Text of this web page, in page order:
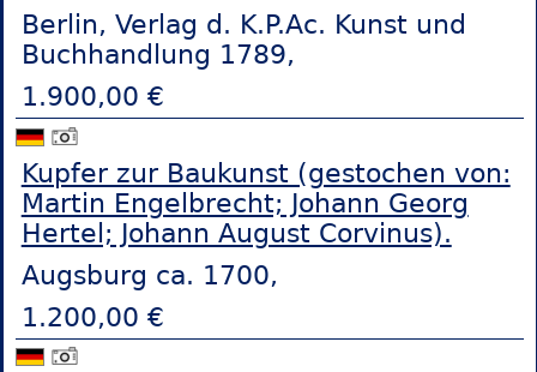
Berlin, Verlag d. K.P.Ac. Kunst und
Buchhandlung 1789,
1.900,00 €
Kupfer zur Baukunst (gestochen von:
Martin Engelbrecht; Johann Georg
Hertel; Johann August Corvinus).
Augsburg ca. 1700,
1.200,00 €